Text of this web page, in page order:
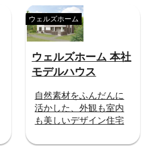
ウェルズホーム 本社
モデルハウス
ウェルズホーム
自然素材をふんだんに
活かした、外観も室内
も美しいデザイン住宅